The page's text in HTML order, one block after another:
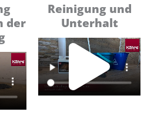
der
Reinigung und
Unterhalt